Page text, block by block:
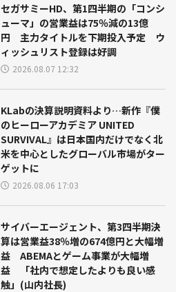
セガサミーHD、第1四半期の「コンシ
ューマ」の営業益は75％減の13億
円 主力タイトルを下期投入予定 ウ
ィッシュリスト登録は好調
2026.08.07 12:32
KLabの決算説明資料より…新作『僕
のヒーローアカデミア UNITED
SURVIVAL』は日本国内だけでなく北
米を中心としたグローバル市場がター
ゲットに
2026.08.06 17:03
サイバーエージェント、第3四半期決
算は営業益38％増の674億円と大幅増
益 ABEMAとゲーム事業が大幅増
益 「社内で想定したよりも良い感
触」(山内社長)